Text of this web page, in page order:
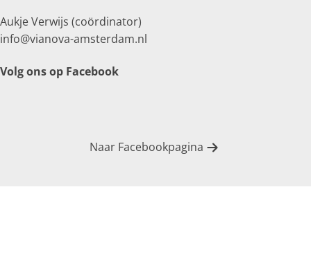
Aukje Verwijs (coördinator)
info@vianova-amsterdam.nl
Volg ons op Facebook
Naar Facebookpagina